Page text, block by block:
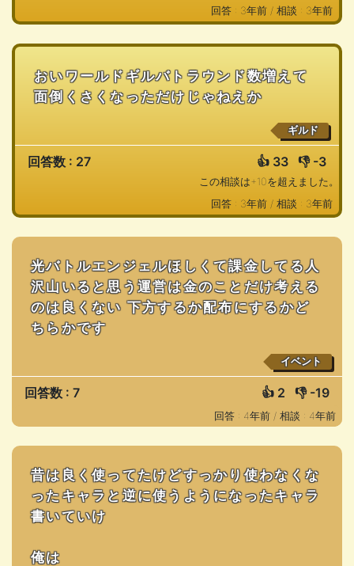
回答 : 3年前 / 相談 : 3年前
おいワールドギルバトラウンド数増えて
面倒くさくなっただけじゃねえか
ギルド
回答数 : 27 👍 33 👎 -3
この相談は+10を超えました。
回答 : 3年前 / 相談 : 3年前
光バトルエンジェルほしくて課金してる人
沢山いると思う運営は金のことだけ考える
のは良くない 下方するか配布にするかど
ちらかです
イベント
回答数 : 7 👍 2 👎 -19
回答 : 4年前 / 相談 : 4年前
昔は良く使ってたけどすっかり使わなくな
ったキャラと逆に使うようになったキャラ
書いていけ
俺は